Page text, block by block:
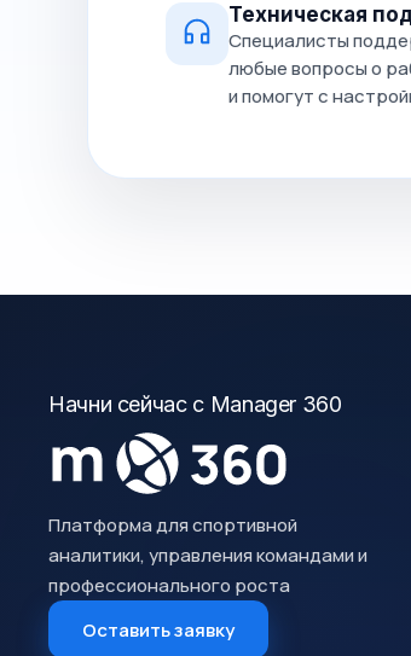
Техническая
Специалисты
любые вопросы о
и помогут с
Начни сейчас с Manager 360
Платформа для спортивной
аналитики, управления командами и
профессионального роста
Оставить заявку